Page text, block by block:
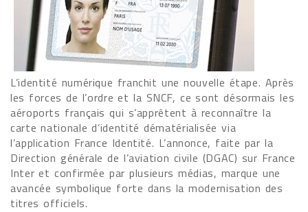
L’identité numérique franchit une nouvelle étape. Après
les forces de l’ordre et la SNCF, ce sont désormais les
aéroports français qui s’apprêtent à reconnaître la
carte nationale d’identité dématérialisée via
l’application France Identité. L’annonce, faite par la
Direction générale de l’aviation civile (DGAC) sur France
Inter et confirmée par plusieurs médias, marque une
avancée symbolique forte dans la modernisation des
titres officiels.